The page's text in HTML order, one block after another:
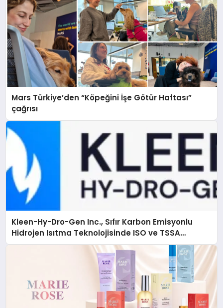
Mars Türkiye’den “Köpeğini İşe Götür Haftası”
çağrısı
Kleen-Hy-Dro-Gen Inc., Sıfır Karbon Emisyonlu
Hidrojen Isıtma Teknolojisinde ISO ve TSSA
Düzenleyici Onaylarını Aldı